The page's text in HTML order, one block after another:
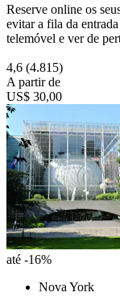
Reserve online os
evitar a fila da
telemóvel e ver de
4,6 (4.815)
A partir de
US$ 30,00
até -16%
Nova York